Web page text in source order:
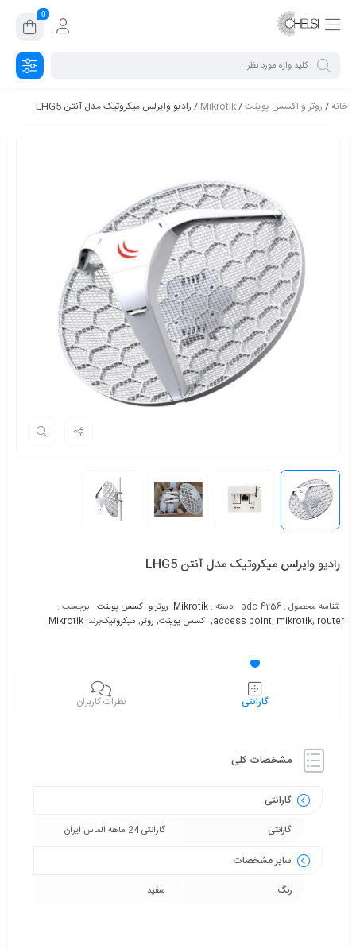
0
خانه/ روتر و اکسس پوینت/
Mikrotik / رادیو وایرلس میکروتیک مدل آنتن LHG5
رادیو وایرلس میکروتیک مدل آنتن LHG5
شناسه محصول : pdc-4256 دسته : Mikrotik
, روتر و اکسس پوینت برچسب :
access point, mikrotik, router
, اکسس پوینت, روتر, میکروتیکبرند: Mikrotik
گارانتی نظرات کاربران
مشخصات کلی
گارانتی
گارانتی گارانتی 24 ماهه الماس ایران
سایر مشخصات
رنگ سفید